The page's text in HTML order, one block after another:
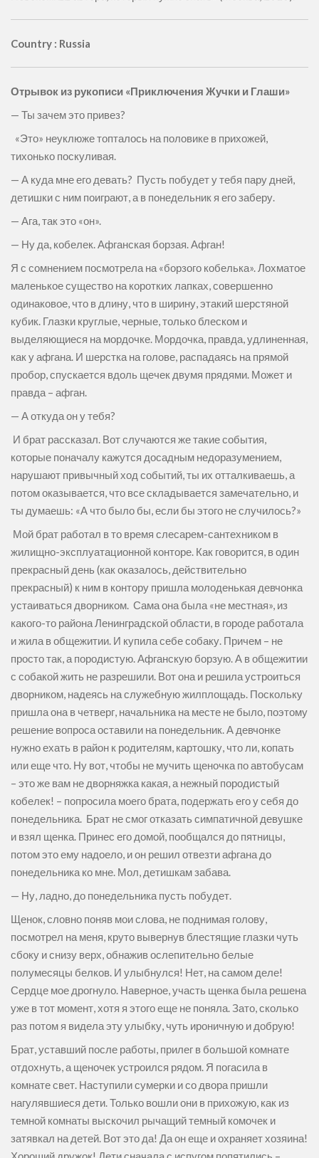
Country : Russia
Отрывок из рукописи «Приключения Жучки и Глаши»
— Ты зачем это привез?
«Это» неуклюже топталось на половике в прихожей,
тихонько поскуливая.
— А куда мне его девать? Пусть побудет у тебя пару дней,
детишки с ним поиграют, а в понедельник я его заберу.
— Ага, так это «он».
— Ну да, кобелек. Афганская борзая. Афган!
Я с сомнением посмотрела на «борзого кобелька». Лохматое
маленькое существо на коротких лапках, совершенно
одинаковое, что в длину, что в ширину, этакий шерстяной
кубик. Глазки круглые, черные, только блеском и
выделяющиеся на мордочке. Мордочка, правда, удлиненная,
как у афгана. И шерстка на голове, распадаясь на прямой
пробор, спускается вдоль щечек двумя прядями. Может и
правда – афган.
— А откуда он у тебя?
И брат рассказал. Вот случаются же такие события,
которые поначалу кажутся досадным недоразумением,
нарушают привычный ход событий, ты их отталкиваешь, а
потом оказывается, что все складывается замечательно, и
ты думаешь: «А что было бы, если бы этого не случилось?»
Мой брат работал в то время слесарем-сантехником в
жилищно-эксплуатационной конторе. Как говорится, в один
прекрасный день (как оказалось, действительно
прекрасный) к ним в контору пришла молоденькая девчонка
устаиваться дворником. Сама она была «не местная», из
какого-то района Ленинградской области, в городе работала
и жила в общежитии. И купила себе собаку. Причем – не
просто так, а породистую. Афганскую борзую. А в общежитии
с собакой жить не разрешили. Вот она и решила устроиться
дворником, надеясь на служебную жилплощадь. Поскольку
пришла она в четверг, начальника на месте не было, поэтому
решение вопроса оставили на понедельник. А девчонке
нужно ехать в район к родителям, картошку, что ли, копать
или еще что. Ну вот, чтобы не мучить щеночка по автобусам
– это же вам не дворняжка какая, а нежный породистый
кобелек! – попросила моего брата, подержать его у себя до
понедельника. Брат не смог отказать симпатичной девушке
и взял щенка. Принес его домой, пообщался до пятницы,
потом это ему надоело, и он решил отвезти афгана до
понедельника ко мне. Мол, детишкам забава.
— Ну, ладно, до понедельника пусть побудет.
Щенок, словно поняв мои слова, не поднимая голову,
посмотрел на меня, круто вывернув блестящие глазки чуть
сбоку и снизу верх, обнажив ослепительно белые
полумесяцы белков. И улыбнулся! Нет, на самом деле!
Сердце мое дрогнуло. Наверное, участь щенка была решена
уже в тот момент, хотя я этого еще не поняла. Зато, сколько
раз потом я видела эту улыбку, чуть ироничную и добрую!
Брат, уставший после работы, прилег в большой комнате
отдохнуть, а щеночек устроился рядом. Я погасила в
комнате свет. Наступили сумерки и со двора пришли
нагулявшиеся дети. Только вошли они в прихожую, как из
темной комнаты выскочил рычащий темный комочек и
затявкал на детей. Вот это да! Да он еще и охраняет хозяина!